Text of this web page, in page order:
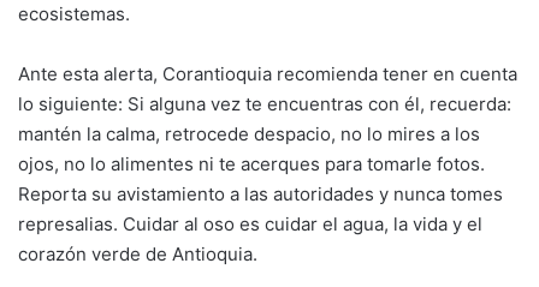
ecosistemas.
Ante esta alerta, Corantioquia recomienda tener en cuenta
lo siguiente: Si alguna vez te encuentras con él, recuerda:
mantén la calma, retrocede despacio, no lo mires a los
ojos, no lo alimentes ni te acerques para tomarle fotos.
Reporta su avistamiento a las autoridades y nunca tomes
represalias. Cuidar al oso es cuidar el agua, la vida y el
corazón verde de Antioquia.